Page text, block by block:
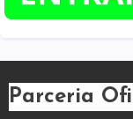
Parceria